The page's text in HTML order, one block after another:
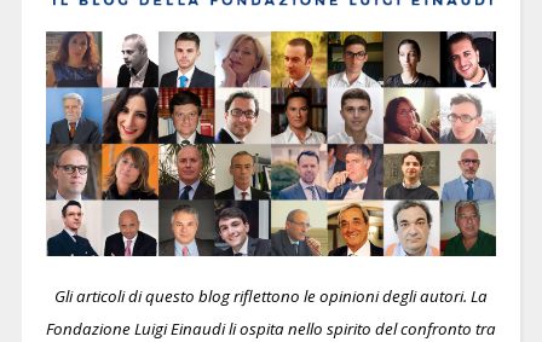
Gli articoli di questo blog riflettono le opinioni degli autori. La
Fondazione Luigi Einaudi li ospita nello spirito del confronto tra